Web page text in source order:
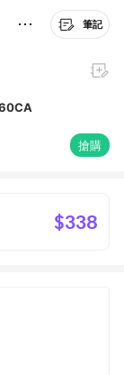
筆記
搶購
$338